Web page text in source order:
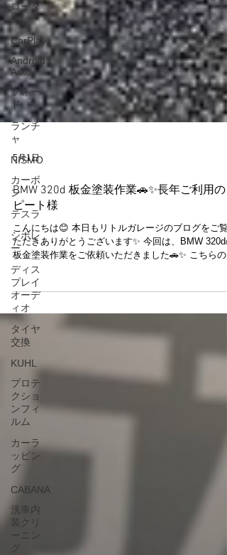
ロータ
ス
CarPlay
Android
Auto
フォー
ド
ランチ
ャ
NISMO
カーボ
ン
テスラ
シボレ
ー
ディス
プレイ
オーデ
ィオ
タイヤ
交換
KUHL
プロテ
クショ
ンフィ
ルム
カーラ
ッピン
グ
CABANA
洗車内
装クリ
ーニン
グ
5月1日
BMW 320d 板金塗装作業🚗✨長年ご利用の
ピート様
こんにちは😊 本日もリトルガレージのブログをご覧
ただきありがとうございます✨ 今回は、BMW 320d
板金塗装作業をご依頼いただきました🚗✨ こちらの
客様は、R35 GT-Rでもご利用いただいている、長年
リピートのお客様です😊いつも大切なお車をお任せ
ただき、誠にありがとうございます✨ 入庫時はボデ
にダメージが見られる状態でしたが、板金塗装にて
れいに修復を行いました🔧🎨 細部まで丁寧に作業を
い、違和感のない自然な仕上がりとなっております
【📸】 無事に作業も完了し、お車はご納車させてい
だきました😊✨ 今後も安心してお乗りいただけるよ
サポートしてまいります🚗 板金塗装やメンテナンス
カスタムのご相談もお気軽にどうぞ😊 皆さまのご来
を心よりお待ちしております✨